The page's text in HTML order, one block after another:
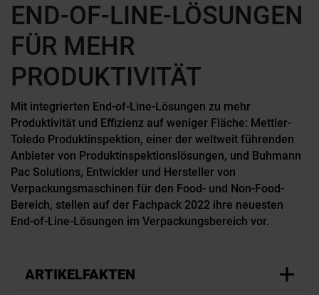
END-OF-LINE-LÖSUNGEN
FÜR MEHR
PRODUKTIVITÄT
Mit integrierten End-of-Line-Lösungen zu mehr
Produktivität und Effizienz auf weniger Fläche: Mettler-
Toledo Produktinspektion, einer der weltweit führenden
Anbieter von Produktinspektionslösungen, und Buhmann
Pac Solutions, Entwickler und Hersteller von
Verpackungsmaschinen für den Food- und Non-Food-
Bereich, stellen auf der Fachpack 2022 ihre neuesten
End-of-Line-Lösungen im Verpackungsbereich vor.
ARTIKELFAKTEN